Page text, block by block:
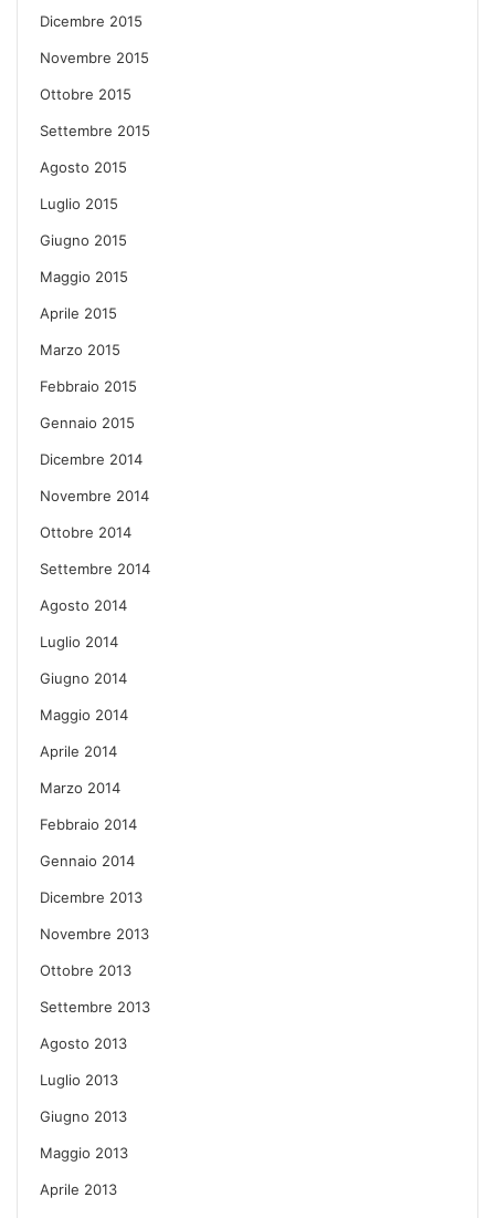
Dicembre 2015
Novembre 2015
Ottobre 2015
Settembre 2015
Agosto 2015
Luglio 2015
Giugno 2015
Maggio 2015
Aprile 2015
Marzo 2015
Febbraio 2015
Gennaio 2015
Dicembre 2014
Novembre 2014
Ottobre 2014
Settembre 2014
Agosto 2014
Luglio 2014
Giugno 2014
Maggio 2014
Aprile 2014
Marzo 2014
Febbraio 2014
Gennaio 2014
Dicembre 2013
Novembre 2013
Ottobre 2013
Settembre 2013
Agosto 2013
Luglio 2013
Giugno 2013
Maggio 2013
Aprile 2013